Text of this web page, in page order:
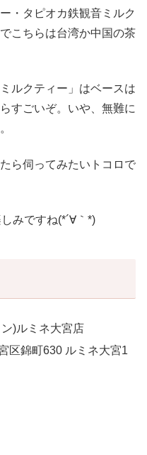
・タピオカ鉄観音ミルク
こちらは台湾か中国の茶
ルクティー」はベースは
すごいぞ。いや、無難に
ら伺ってみたいトコロで
みですね(*´∀｀*)
)ルミネ大宮店
区錦町630 ルミネ大宮1